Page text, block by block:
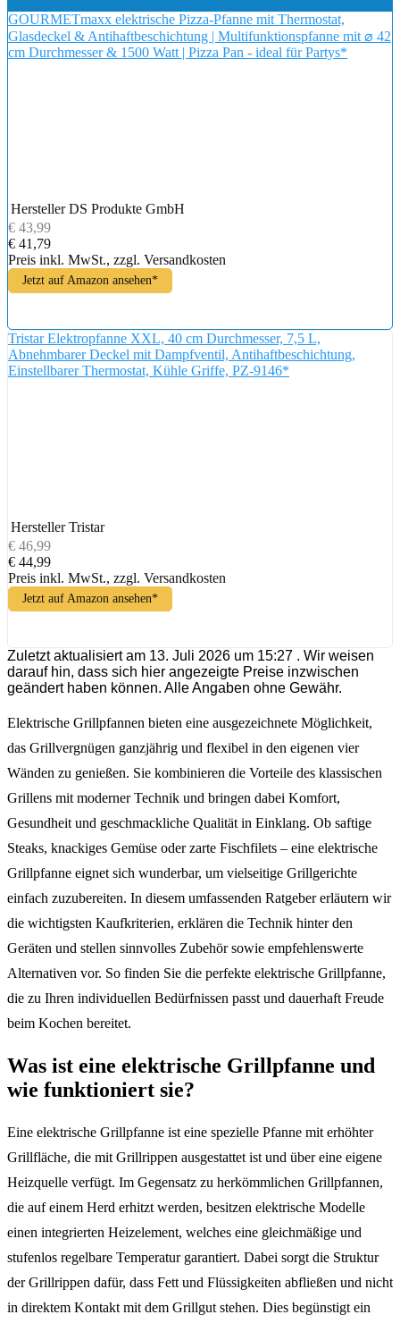
GOURMETmaxx elektrische Pizza-Pfanne mit Thermostat,
Glasdeckel & Antihaftbeschichtung | Multifunktionspfanne mit ⌀ 42
cm Durchmesser & 1500 Watt | Pizza Pan - ideal für Partys*
Hersteller DS Produkte GmbH
€ 43,99
€ 41,79
Preis inkl. MwSt., zzgl. Versandkosten
Jetzt auf Amazon ansehen*
Tristar Elektropfanne XXL, 40 cm Durchmesser, 7,5 L,
Abnehmbarer Deckel mit Dampfventil, Antihaftbeschichtung,
Einstellbarer Thermostat, Kühle Griffe, PZ-9146*
Hersteller Tristar
€ 46,99
€ 44,99
Preis inkl. MwSt., zzgl. Versandkosten
Jetzt auf Amazon ansehen*
Zuletzt aktualisiert am 13. Juli 2026 um 15:27 . Wir weisen
darauf hin, dass sich hier angezeigte Preise inzwischen
geändert haben können. Alle Angaben ohne Gewähr.
Elektrische Grillpfannen bieten eine ausgezeichnete Möglichkeit,
das Grillvergnügen ganzjährig und flexibel in den eigenen vier
Wänden zu genießen. Sie kombinieren die Vorteile des klassischen
Grillens mit moderner Technik und bringen dabei Komfort,
Gesundheit und geschmackliche Qualität in Einklang. Ob saftige
Steaks, knackiges Gemüse oder zarte Fischfilets – eine elektrische
Grillpfanne eignet sich wunderbar, um vielseitige Grillgerichte
einfach zuzubereiten. In diesem umfassenden Ratgeber erläutern wir
die wichtigsten Kaufkriterien, erklären die Technik hinter den
Geräten und stellen sinnvolles Zubehör sowie empfehlenswerte
Alternativen vor. So finden Sie die perfekte elektrische Grillpfanne,
die zu Ihren individuellen Bedürfnissen passt und dauerhaft Freude
beim Kochen bereitet.
Was ist eine elektrische Grillpfanne und
wie funktioniert sie?
Eine elektrische Grillpfanne ist eine spezielle Pfanne mit erhöhter
Grillfläche, die mit Grillrippen ausgestattet ist und über eine eigene
Heizquelle verfügt. Im Gegensatz zu herkömmlichen Grillpfannen,
die auf einem Herd erhitzt werden, besitzen elektrische Modelle
einen integrierten Heizelement, welches eine gleichmäßige und
stufenlos regelbare Temperatur garantiert. Dabei sorgt die Struktur
der Grillrippen dafür, dass Fett und Flüssigkeiten abfließen und nicht
in direktem Kontakt mit dem Grillgut stehen. Dies begünstigt ein